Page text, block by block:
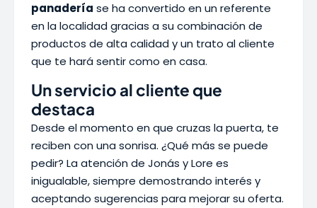
panadería se ha convertido en un referente
en la localidad gracias a su combinación de
productos de alta calidad y un trato al cliente
que te hará sentir como en casa.
Un servicio al cliente que
destaca
Desde el momento en que cruzas la puerta, te
reciben con una sonrisa. ¿Qué más se puede
pedir? La atención de Jonás y Lore es
inigualable, siempre demostrando interés y
aceptando sugerencias para mejorar su oferta.